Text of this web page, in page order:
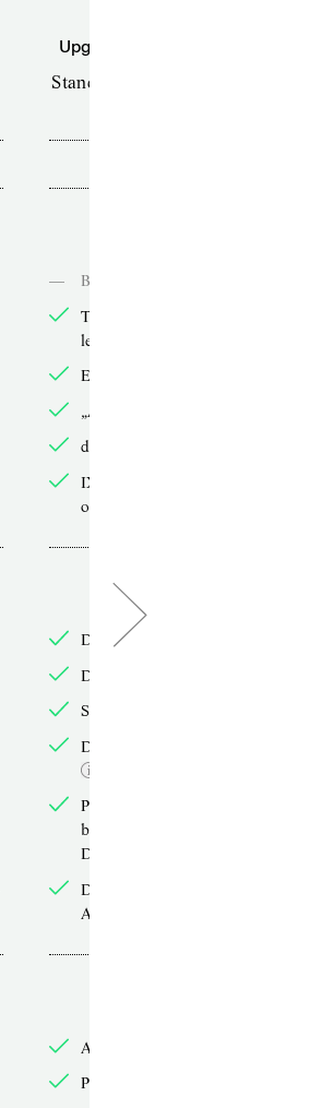
Upgrade für Printabonnenten
Standard (TdZ+) – Zeitschriften
—
Bücher online lesen
TdZ-Artikel seit 2013 online
lesen
Exklusive Online-Artikel lesen
„Arbeitsbücher“ online lesen
double-Artikel online lesen
IXYPSILONZETT-Artikel
online lesen
PDF-Downloads
Die aktuelle TdZ-Ausgabe
Das jährliche Arbeitsbuch
Sonderpublikationen
Die aktuelle double-Ausgabe
Persönliches Archiv mit allen
bereits erworbenen
Downloads
Die aktuelle IXYPSILONZETT-
Ausgabe
Anmelden per E-Mail
Persönliche Merklisten